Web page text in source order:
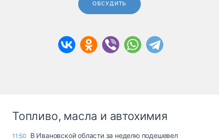
ОБСУДИТЬ
Топливо, масла и автохимия
11:50
В Ивановской области за неделю подешевел